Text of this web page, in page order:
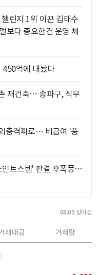
린지 1위 이끈 김태수
보다 중요한건 운영 체
450억에 내놨다
재건축… 송파구, 직무
충격파로… 비급여 '풍
인트스템' 판결 후폭풍…
08.09 장마감
래대금 거래량